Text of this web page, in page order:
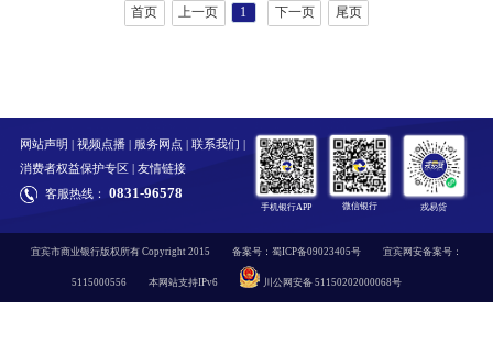
首页 上一页 1 下一页 尾页
网站声明 视频点播 服务网点 联系我们
消费者权益保护专区
友情链接
客服热线：
0831-96578
手机银行APP 微信银行 戎易贷
宜宾市商业银行版权所有 Copyright 2015 备案号：蜀ICP备09023405号 宜宾网安备案号：
5115000556 本网站支持IPv6 川公网安备 51150202000068号